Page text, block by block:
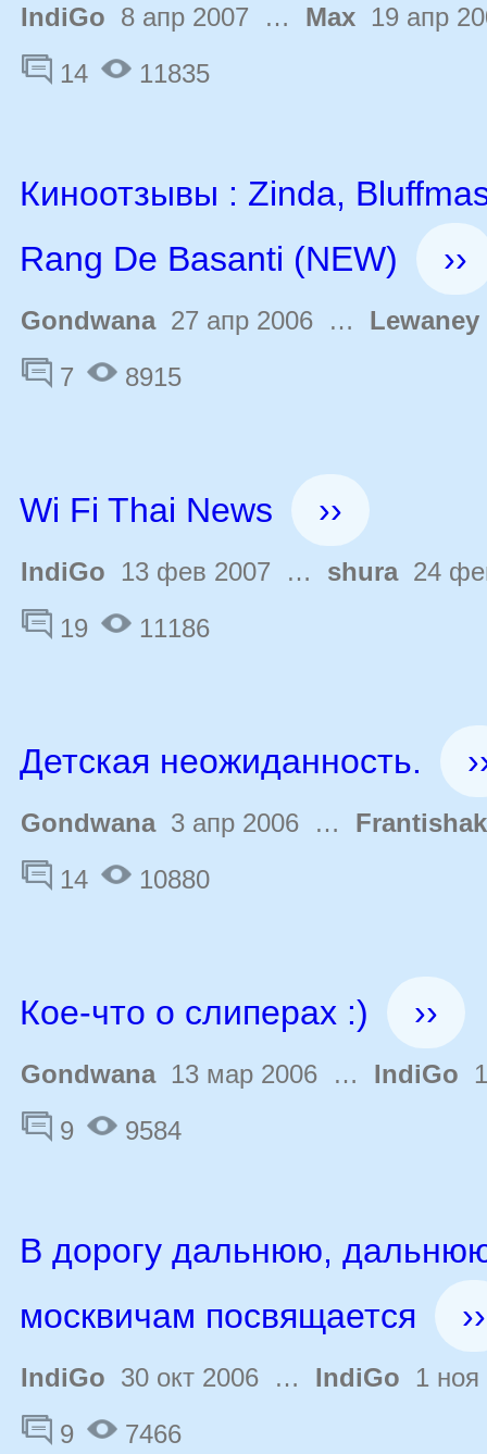
IndiGo 8 апр 2007 … Max 19 апр
14
11835
Киноотзывы : Zinda,
Rang De Basanti (NEW)
››
Gondwana27 апр 2006 … Lewaney
7
8915
Wi Fi Thai News ››
IndiGo 13 фев 2007 … shura24
19
11186
Детская неожиданность.
Gondwana3 апр 2006 … Frantishak
14
10880
Кое-что о слиперах :) ››
Gondwana13 мар 2006 … IndiGo
9
9584
В дорогу дальнюю,
москвичам посвящается
››
IndiGo 30 окт 2006 … IndiGo 1 ноя
9
7466